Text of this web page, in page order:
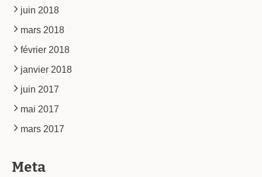
juin 2018
mars 2018
février 2018
janvier 2018
juin 2017
mai 2017
mars 2017
Meta